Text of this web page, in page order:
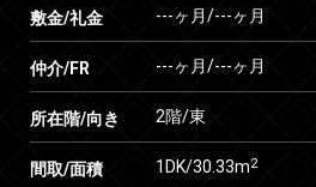
敷金/礼金 ---ヶ月/---ヶ月
仲介/FR ---ヶ月/---ヶ月
所在階/向き 2階/東
間取/面積 1DK/30.33m2